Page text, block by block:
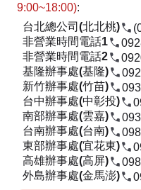
9:00~18:00):
台北總公司(北北桃)
非營業時間電話1
非營業時間電話2
基隆辦事處(基隆)
新竹辦事處(竹苗)
台中辦事處(中彰投)
南部辦事處(雲嘉)
台南辦事處(台南)
東部辦事處(宜花東)
高雄辦事處(高屏)
外島辦事處(金馬澎)